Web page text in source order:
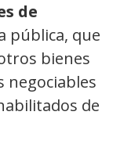
de
pública, que
bienes
negociables
de